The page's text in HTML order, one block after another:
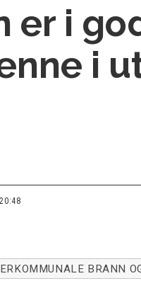
er i
i
BRANN